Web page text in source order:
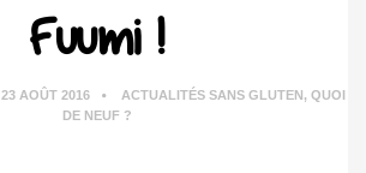
Fuumi !
23 AOÛT 2016 ACTUALITÉS SANS GLUTEN, QUOI
DE NEUF ?